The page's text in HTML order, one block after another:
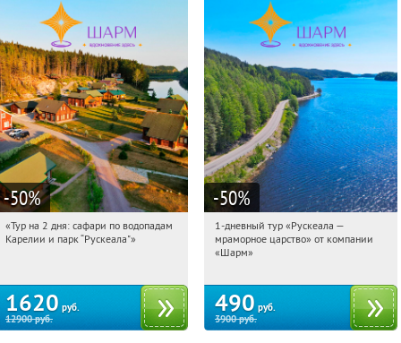
-50%
02:12:29 Купили:
«Тур на 2 дня: сафари по водопадам
Карелии и парк “Рускеала"»
1620 руб.
12900руб.
-50%
02:12:29 Купили:
Достоевская
1-дневный тур «Рускеала —
мраморное царство» от компании
«Шарм»
490 руб.
3900руб.